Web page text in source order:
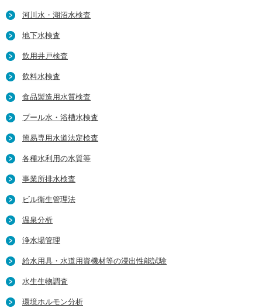
河川水・湖沼水検査
地下水検査
飲用井戸検査
飲料水検査
食品製造用水質検査
プール水・浴槽水検査
簡易専用水道法定検査
各種水利用の水質等
事業所排水検査
ビル衛生管理法
温泉分析
浄水場管理
給水用具・水道用資機材等の浸出性能試験
水生生物調査
環境ホルモン分析